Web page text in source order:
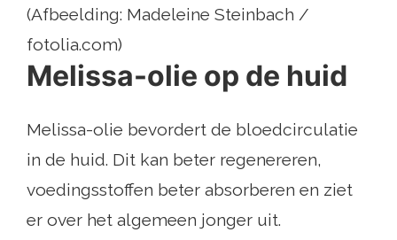
(Afbeelding: Madeleine Steinbach /
fotolia.com)
Melissa-olie op de huid
Melissa-olie bevordert de bloedcirculatie
in de huid. Dit kan beter regenereren,
voedingsstoffen beter absorberen en ziet
er over het algemeen jonger uit.